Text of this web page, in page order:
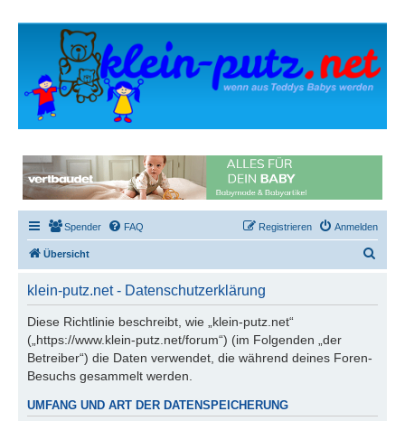
Spender FAQ Anmelden
Registrieren
Übersicht
klein-putz.net - Datenschutzerklärung
Diese Richtlinie beschreibt, wie „klein-putz.net“
(„https://www.klein-putz.net/forum“) (im Folgenden „der
Betreiber“) die Daten verwendet, die während deines Foren-
Besuchs gesammelt werden.
UMFANG UND ART DER DATENSPEICHERUNG